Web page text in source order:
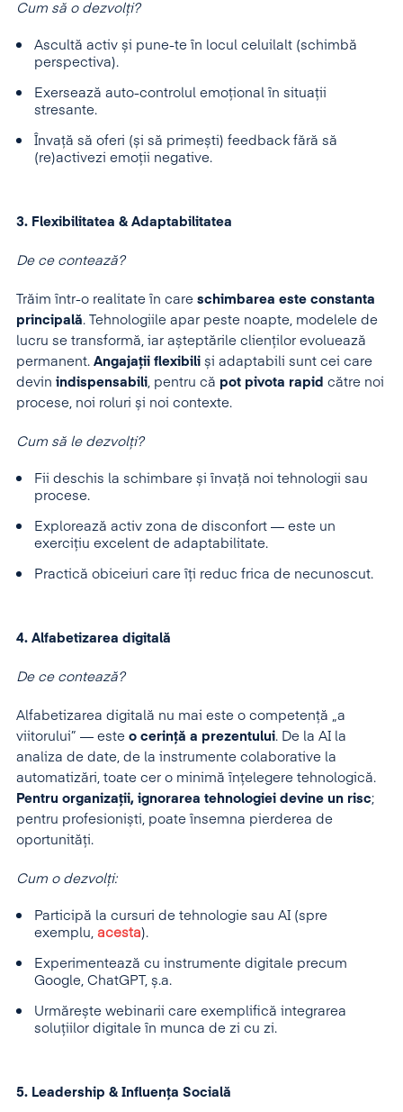
Cum să o dezvolți?
Ascultă activ și pune-te în locul celuilalt (schimbă
perspectiva).
Exersează auto-controlul emoțional în situații
stresante.
Învață să oferi (și să primești) feedback fără să
(re)activezi emoții negative.
3. Flexibilitatea & Adaptabilitatea
De ce contează?
Trăim într-o realitate în care schimbarea este constanta
principală. Tehnologiile apar peste noapte, modelele de
lucru se transformă, iar așteptările clienților evoluează
permanent. Angajații flexibili și adaptabili sunt cei care
devin indispensabili , pentru că pot pivota rapid către noi
procese, noi roluri și noi contexte.
Cum să le dezvolți?
Fii deschis la schimbare și învață noi tehnologii sau
procese.
Explorează activ zona de disconfort — este un
exercițiu excelent de adaptabilitate.
Practică obiceiuri care îți reduc frica de necunoscut.
4. Alfabetizarea digitală
De ce contează?
Alfabetizarea digitală nu mai este o competență „a
viitorului” — este o cerință a prezentului. De la AI la
analiza de date, de la instrumente colaborative la
automatizări, toate cer o minimă înțelegere tehnologică.
Pentru organizații, ignorarea tehnologiei devine un risc;
pentru profesioniști, poate însemna pierderea de
oportunități.
Cum o dezvolți:
Participă la cursuri de tehnologie sau AI (spre
exemplu, acesta).
Experimentează cu instrumente digitale precum
Google, ChatGPT, ș.a.
Urmărește webinarii care exemplifică integrarea
soluțiilor digitale în munca de zi cu zi.
5. Leadership & Influența Socială